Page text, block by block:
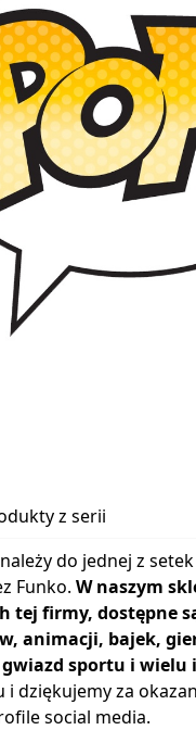
z serii
do jednej z
Funko. W naszym
tej firmy, dostępne
animacji, bajek,
sportu i wielu
dziękujemy za
social media.